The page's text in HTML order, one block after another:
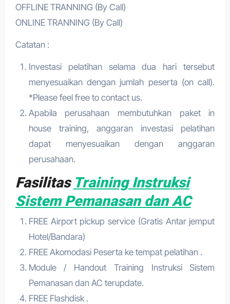
OFFLINE TRANNING (By Call)
ONLINE TRANNING (By Call)
Catatan :
Investasi pelatihan selama dua hari tersebut
menyesuaikan dengan jumlah peserta (on call).
*Please feel free to contact us.
Apabila perusahaan membutuhkan paket in
house training, anggaran investasi pelatihan
dapat menyesuaikan dengan anggaran
perusahaan.
Fasilitas Training Instruksi
Sistem Pemanasan dan AC
FREE Airport pickup service (Gratis Antar jemput
Hotel/Bandara)
FREE Akomodasi Peserta ke tempat pelatihan .
Module / Handout Training Instruksi Sistem
Pemanasan dan AC terupdate.
FREE Flashdisk .